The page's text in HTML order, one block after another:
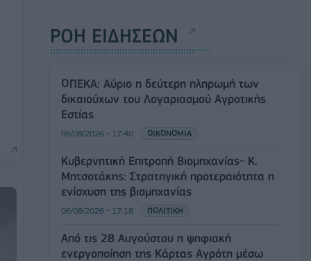
ΡΟΗ ΕΙΔΗΣΕΩΝ
ΟΠΕΚΑ: Αύριο η δεύτερη πληρωμή των
δικαιούχων του Λογαριασμού Αγροτικής
Εστίας
06/08/2026 - 17:40 ΟΙΚΟΝΟΜΙΑ
Κυβερνητική Επιτροπή Βιομηχανίας- Κ.
Μητσοτάκης: Στρατηγική προτεραιότητα η
ενίσχυση της βιομηχανίας
06/08/2026 - 17:18 ΠΟΛΙΤΙΚΗ
Από τις 28 Αυγούστου η ψηφιακή
ενεργοποίηση της Κάρτας Αγρότη μέσω